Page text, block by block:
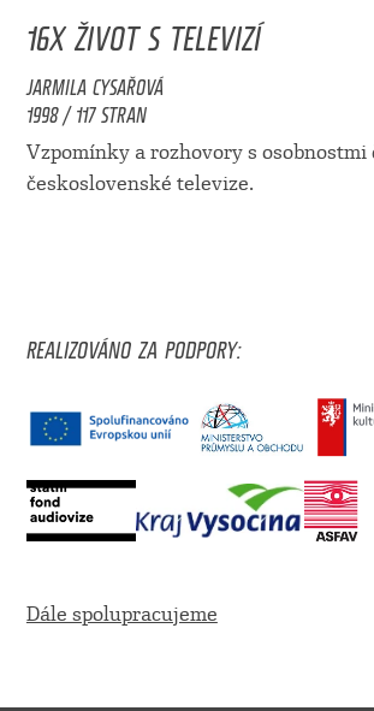
16X ŽIVOT S TELEVIZÍ
JARMILA CYSAŘOVÁ
1998 / 117 STRAN
Vzpomínky a rozhovory s osobnostmi
československé televize.
REALIZOVÁNO ZA PODPORY:
Dále spolupracujeme